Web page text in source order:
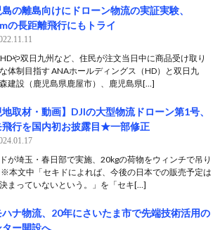
島の離島向けにドローン物流の実証実験、
の長距離飛行にもトライ
や双日九州など、住民が注文当日中に商品受け取り
体制目指す ANAホールディングス（HD）と双日九
建設（鹿児島県鹿屋市）、鹿児島県[…]
地取材・動画】DJIの大型物流ドローン第1号、
飛行を国内初お披露目★一部修正
が埼玉・春日部で実施、20kgの荷物をウィンチで吊り
本文中「セキドによれば、今後の日本での販売予定は
まっていないという。」を「セキ[…]
ハナ物流、20年にさいたま市で先端技術活用の